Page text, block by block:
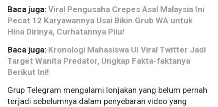
Baca juga: Viral Pengusaha Crepes Asal Malaysia Ini
Pecat 12 Karyawannya Usai Bikin Grub WA untuk
Hina Dirinya, Curhatannya Pilu!
Baca juga: Kronologi Mahasiswa UI Viral Twitter Jadi
Target Wanita Predator, Ungkap Fakta-faktanya
Berikut Ini!
Grup Telegram mengalami lonjakan yang belum pernah
terjadi sebelumnya dalam penyebaran video yang